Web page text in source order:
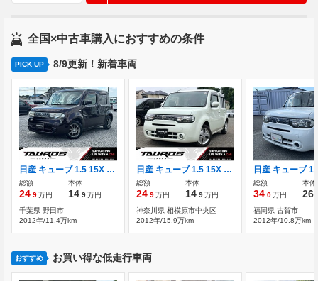
全国×中古車購入におすすめの条件
PICK UP 8/9更新！新着車両
日産 キューブ 1.5 15X インディゴ ＋プラズマ ユーザー買取車 メモリーナビ
総額
24 .9万円
本体
14 .9万円
千葉県 野田市
2012年/11.4万km
日産 キューブ 1.5 15X インディゴ ＋プラズマ ユーザー買取車/純正ナビゲーション
総額
24 .9万円
本体
14 .9万円
神奈川県 相模原市中央区
2012年/15.9万km
総額
34 .0万円
本体
26
福岡県 古賀市
2012年/10.8万km
おすすめ お買い得な低走行車両